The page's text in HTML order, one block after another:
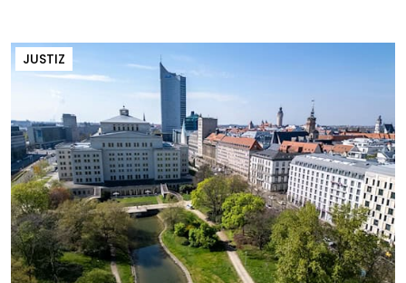
JUSTIZ